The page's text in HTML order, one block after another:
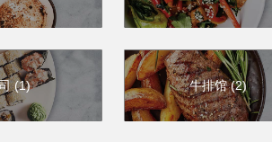
(1) 牛排馆(2)